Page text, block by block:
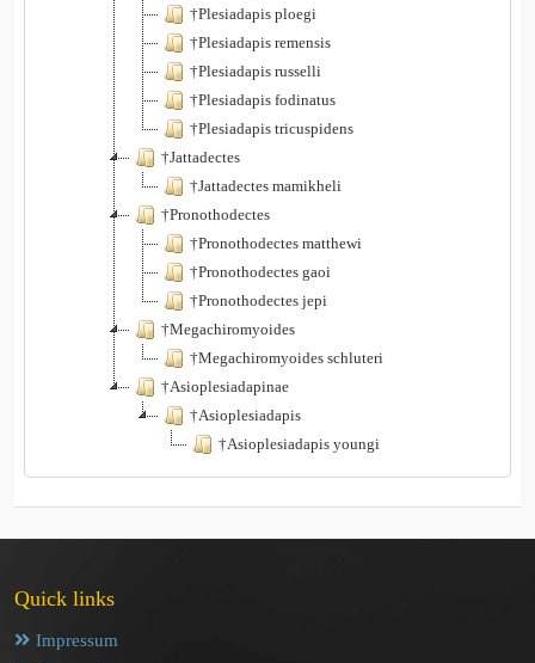
†Plesiadapis ploegi
†Plesiadapis remensis
†Plesiadapis russelli
†Plesiadapis fodinatus
†Plesiadapis tricuspidens
†Jattadectes
†Jattadectes mamikheli
†Pronothodectes
†Pronothodectes matthewi
†Pronothodectes gaoi
†Pronothodectes jepi
†Megachiromyoides
†Megachiromyoides schluteri
†Asioplesiadapinae
†Asioplesiadapis
†Asioplesiadapis youngi
Quick links
Impressum